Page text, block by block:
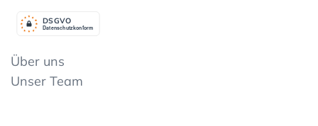
Datenschutzkonform
DSGVO
Über uns
Unser Team